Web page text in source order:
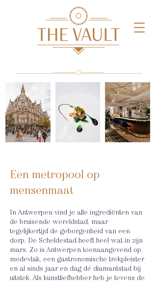
Een metropool op
mensenmaat
In Antwerpen vind je alle ingrediënten van
de bruisende wereldstad, maar
tegelijkertijd de geborgenheid van een
dorp. De Scheldestad heeft heel wat in zijn
mars. Zo is Antwerpen toonaangevend op
modevlak, een gastronomische trekpleister
en al sinds jaar en dag dé diamantstad bij
uitstek. Als kunstliefhebber heb je tevens de